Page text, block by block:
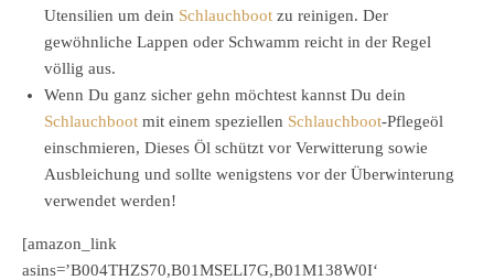
Utensilien um dein Schlauchboot zu reinigen. Der
gewöhnliche Lappen oder Schwamm reicht in der Regel
völlig aus.
Wenn Du ganz sicher gehn möchtest kannst Du dein
Schlauchboot mit einem speziellen Schlauchboot-Pflegeöl
einschmieren, Dieses Öl schützt vor Verwitterung sowie
Ausbleichung und sollte wenigstens vor der Überwinterung
verwendet werden!
[amazon_link
asins=’B004THZS70,B01MSELI7G,B01M138W0I‘